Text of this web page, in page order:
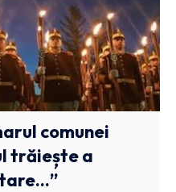
comunei
trăiește a